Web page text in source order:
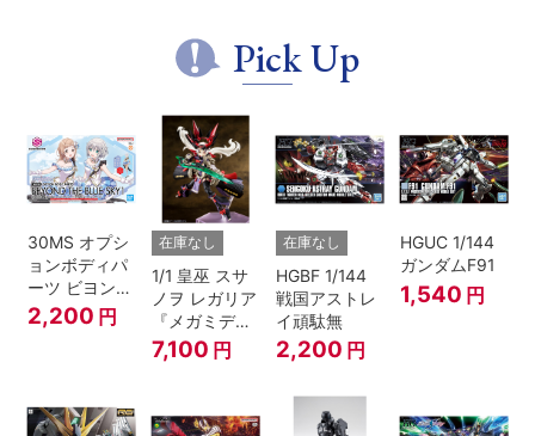
Pick Up
30MS オプシ
ョンボディパ
ーツ ビヨンド
ザブルースカ
イ1[カラーA]
2,200 円
在庫なし
1/1 皇巫 スサ
ノヲ レガリア
『メガミデバ
イス』
7,100 円
在庫なし
HGBF 1/144
戦国アストレ
イ頑駄無
2,200 円
HGUC 1/144
ガンダムF91
1,540 円